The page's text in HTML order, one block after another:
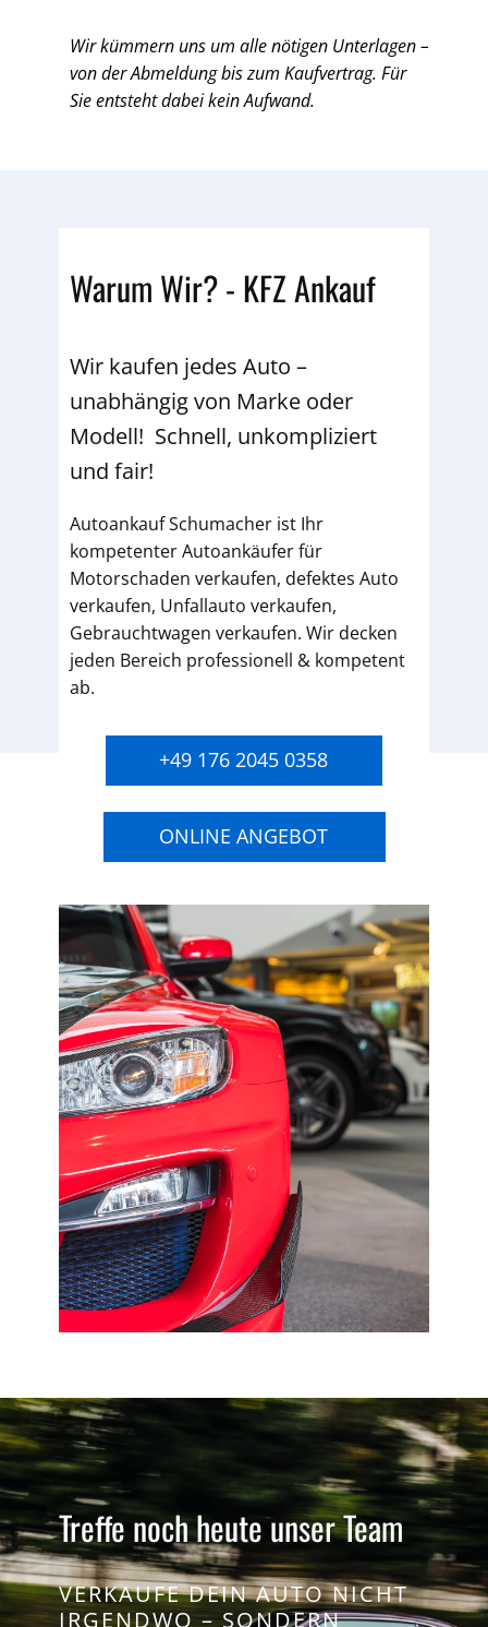
Wir kümmern uns um alle nötigen Unterlagen –
von der Abmeldung bis zum Kaufvertrag. Für
Sie entsteht dabei kein Aufwand.
Warum Wir? - KFZ Ankauf
Wir kaufen jedes Auto –
unabhängig von Marke oder
Modell! Schnell, unkompliziert
und fair!
Autoankauf Schumacher ist Ihr
kompetenter Autoankäufer für
Motorschaden verkaufen, defektes Auto
verkaufen, Unfallauto verkaufen,
Gebrauchtwagen verkaufen. Wir decken
jeden Bereich professionell & kompetent
ab.
+49 176 2045 0358
ONLINE ANGEBOT
Treffe noch heute unser Team
VERKAUFE DEIN AUTO NICHT
IRGENDWO – SONDERN